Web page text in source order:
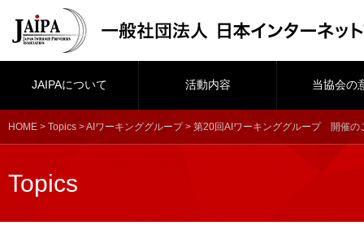
JAIPAについて 活動内容 当協会の
HOME > Topics >AIワーキンググループ> 第20回AIワーキンググループ 開催の
Topics